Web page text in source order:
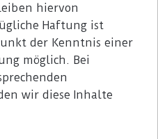
hiervon
Haftung ist
der Kenntnis einer
möglich. Bei
wir diese Inhalte